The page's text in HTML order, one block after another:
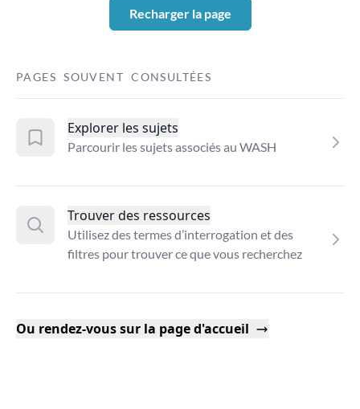
Recharger la page
PAGES SOUVENT CONSULTÉES
Explorer les sujets
Parcourir les sujets associés au WASH
Trouver des ressources
Utilisez des termes d’interrogation et des
filtres pour trouver ce que vous recherchez
Ou rendez-vous sur la page d'accueil